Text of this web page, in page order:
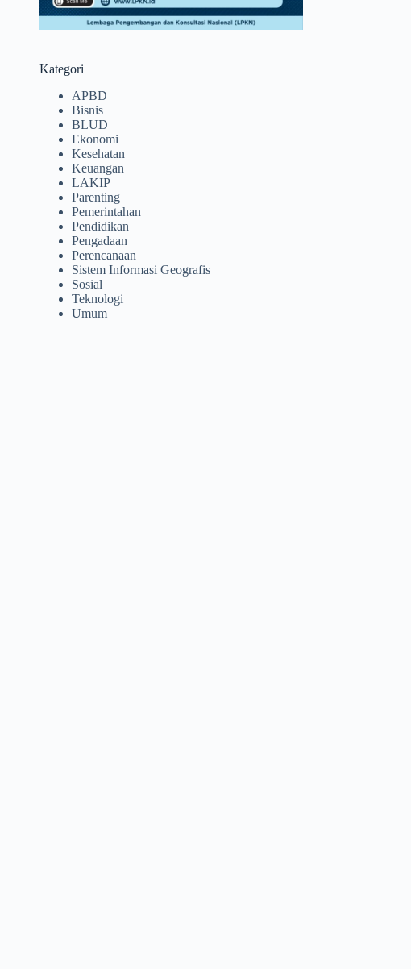
Kategori
APBD
Bisnis
BLUD
Ekonomi
Kesehatan
Keuangan
LAKIP
Parenting
Pemerintahan
Pendidikan
Pengadaan
Perencanaan
Sistem Informasi Geografis
Sosial
Teknologi
Umum